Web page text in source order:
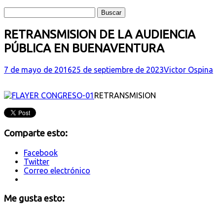
RETRANSMISION DE LA AUDIENCIA
PÚBLICA EN BUENAVENTURA
7 de mayo de 201625 de septiembre de 2023Victor Ospina
RETRANSMISION
Comparte esto:
Facebook
Twitter
Correo electrónico
Me gusta esto: